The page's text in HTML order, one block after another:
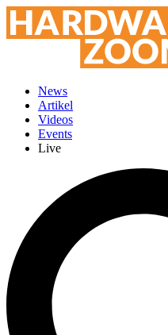
News
Artikel
Videos
Events
Live